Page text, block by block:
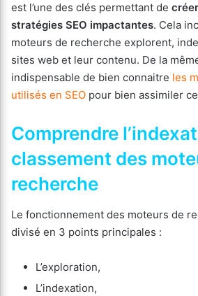
est l’une des clés permettant de
stratégies SEO impactantes. Cela
moteurs de recherche explorent,
sites web et leur contenu. De la
indispensable de bien connaitre les
utilisés en SEO pour bien assimiler
Comprendre
classement des
recherche
Le fonctionnement des moteurs de
divisé en 3 points principales :
L’exploration,
L’indexation,